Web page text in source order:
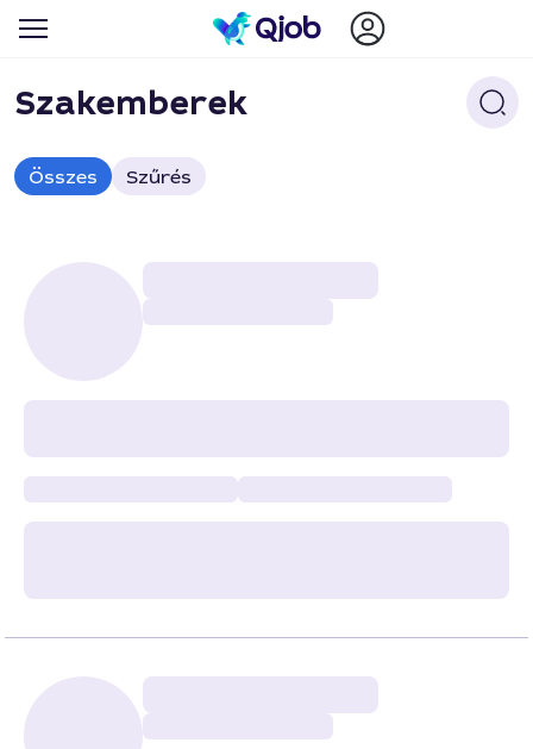
Szakemberek
Összes Szűrés